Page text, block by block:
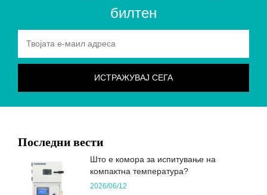
билтен
Последни вести
Што е комора за испитување на
компактна температура?
2026/06/12